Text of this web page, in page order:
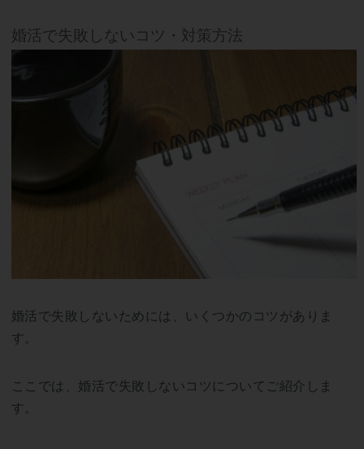
婚活で失敗しないコツ・対策方法
婚活で失敗しないためには、いくつかのコツがありま
す。
ここでは、婚活で失敗しないコツについてご紹介しま
す。